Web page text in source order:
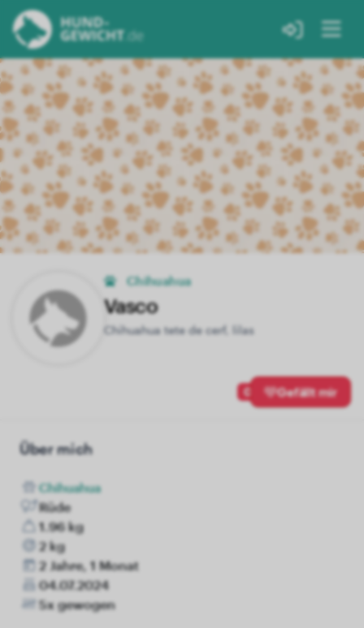
Chihuahua
Vasco
Chihuahua tete de cerf, lilas
0 Gefällt mir
Über mich
Chihuahua
Rüde
1.96 kg
2 kg
2 Jahre, 1 Monat
04.07.2024
5x gewogen